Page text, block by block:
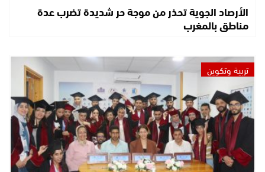
الأرصاد الجوية تحذر من موجة حر شديدة تضرب عدة
مناطق بالمغرب
تربية وتكوين